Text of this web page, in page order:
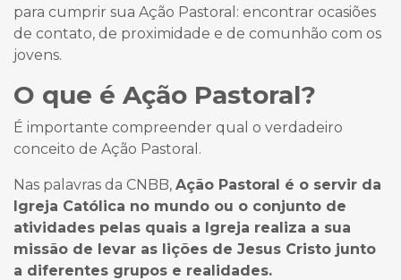
para cumprir sua Ação Pastoral: encontrar ocasiões
de contato, de proximidade e de comunhão com os
jovens.
O que é Ação Pastoral?
É importante compreender qual o verdadeiro
conceito de Ação Pastoral.
Nas palavras da CNBB, Ação Pastoral é o servir da
Igreja Católica no mundo ou o conjunto de
atividades pelas quais a Igreja realiza a sua
missão de levar as lições de Jesus Cristo junto
a diferentes grupos e realidades.